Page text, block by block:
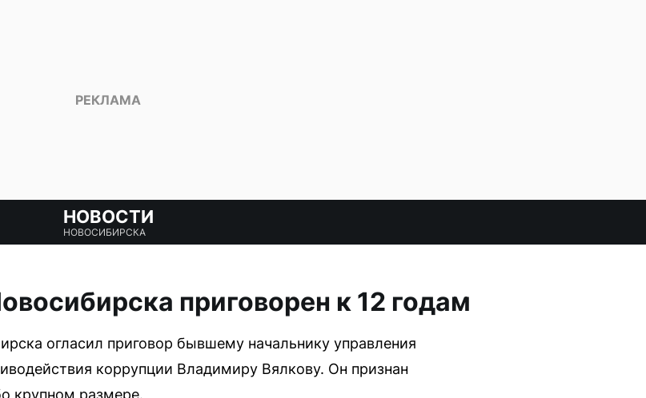
НОВОСТИ
НОВОСИБИРСКА
приговорен к 12 годам
огласил приговор бывшему начальнику управления
коррупции Владимиру Вялкову. Он признан
крупном размере.